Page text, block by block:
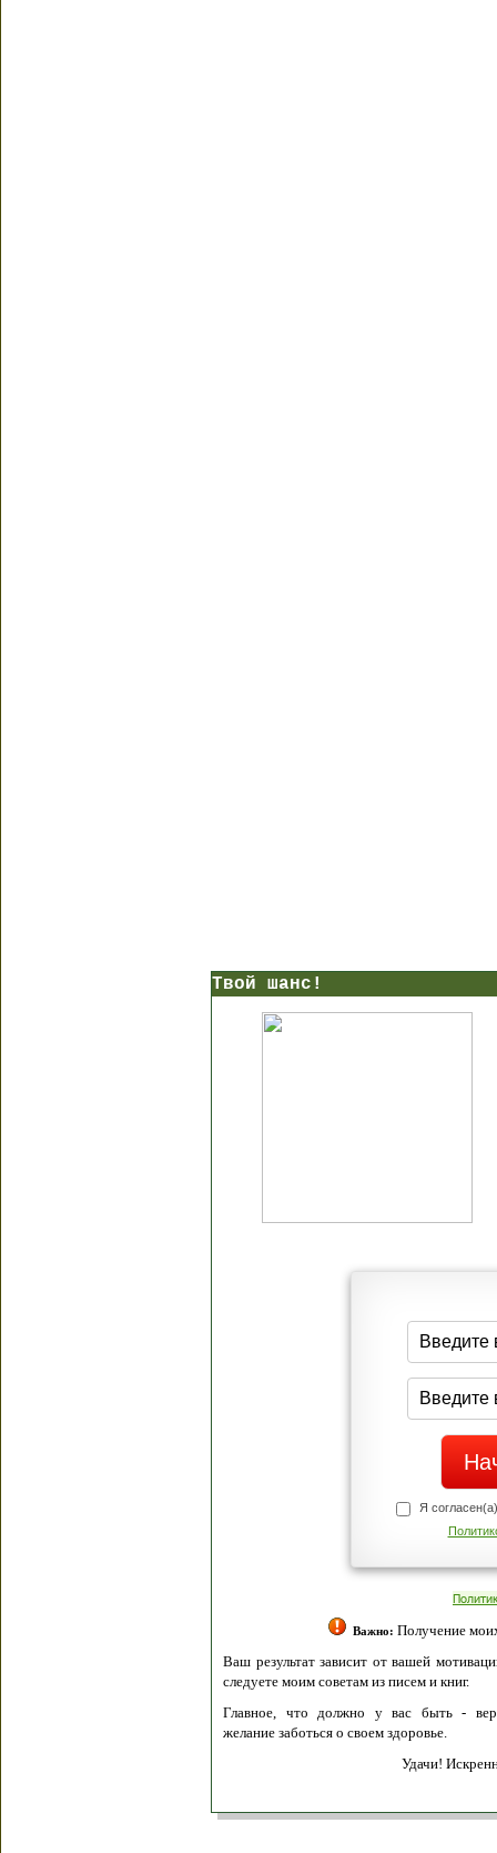
Твой шанс!
Я
Важно: Получение
Ваш результат зависит от вашей
следуете моим советам из писем и книг.
Главное, что должно у вас быть -
желание заботься о своем здоровье.
Удачи!